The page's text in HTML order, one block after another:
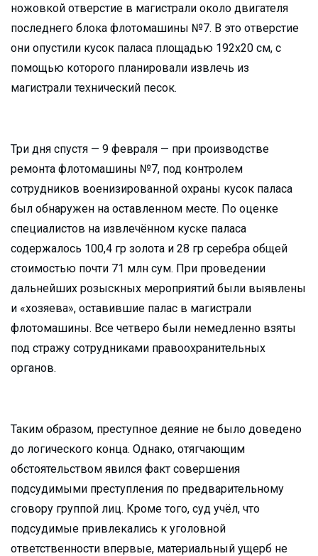
ножовкой отверстие в магистрали около двигателя
последнего блока флотомашины №7. В это отверстие
они опустили кусок паласа площадью 192х20 см, с
помощью которого планировали извлечь из
магистрали технический песок.
Три дня спустя — 9 февраля — при производстве
ремонта флотомашины №7, под контролем
сотрудников военизированной охраны кусок паласа
был обнаружен на оставленном месте. По оценке
специалистов на извлечённом куске паласа
содержалось 100,4 гр золота и 28 гр серебра общей
стоимостью почти 71 млн сум. При проведении
дальнейших розыскных мероприятий были выявлены
и «хозяева», оставившие палас в магистрали
флотомашины. Все четверо были немедленно взяты
под стражу сотрудниками правоохранительных
органов.
Таким образом, преступное деяние не было доведено
до логического конца. Однако, отягчающим
обстоятельством явился факт совершения
подсудимыми преступления по предварительному
сговору группой лиц. Кроме того, суд учёл, что
подсудимые привлекались к уголовной
ответственности впервые, материальный ущерб не